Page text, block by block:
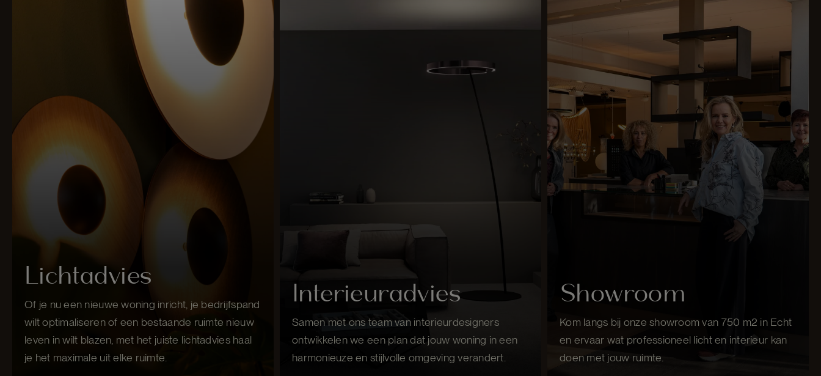
Lichtadvies
Of je nu een nieuwe woning inricht, je bedrijfspand
wilt optimaliseren of een bestaande ruimte nieuw
leven in wilt blazen, met het juiste lichtadvies haal
je het maximale uit elke ruimte.
Interieuradvies
Samen met ons team van interieurdesigners
ontwikkelen we een plan dat jouw woning in een
harmonieuze en stijlvolle omgeving verandert.
Showroom
Kom langs bij onze showroom van 750 m2 in Echt
en ervaar wat professioneel licht en interieur kan
doen met jouw ruimte.